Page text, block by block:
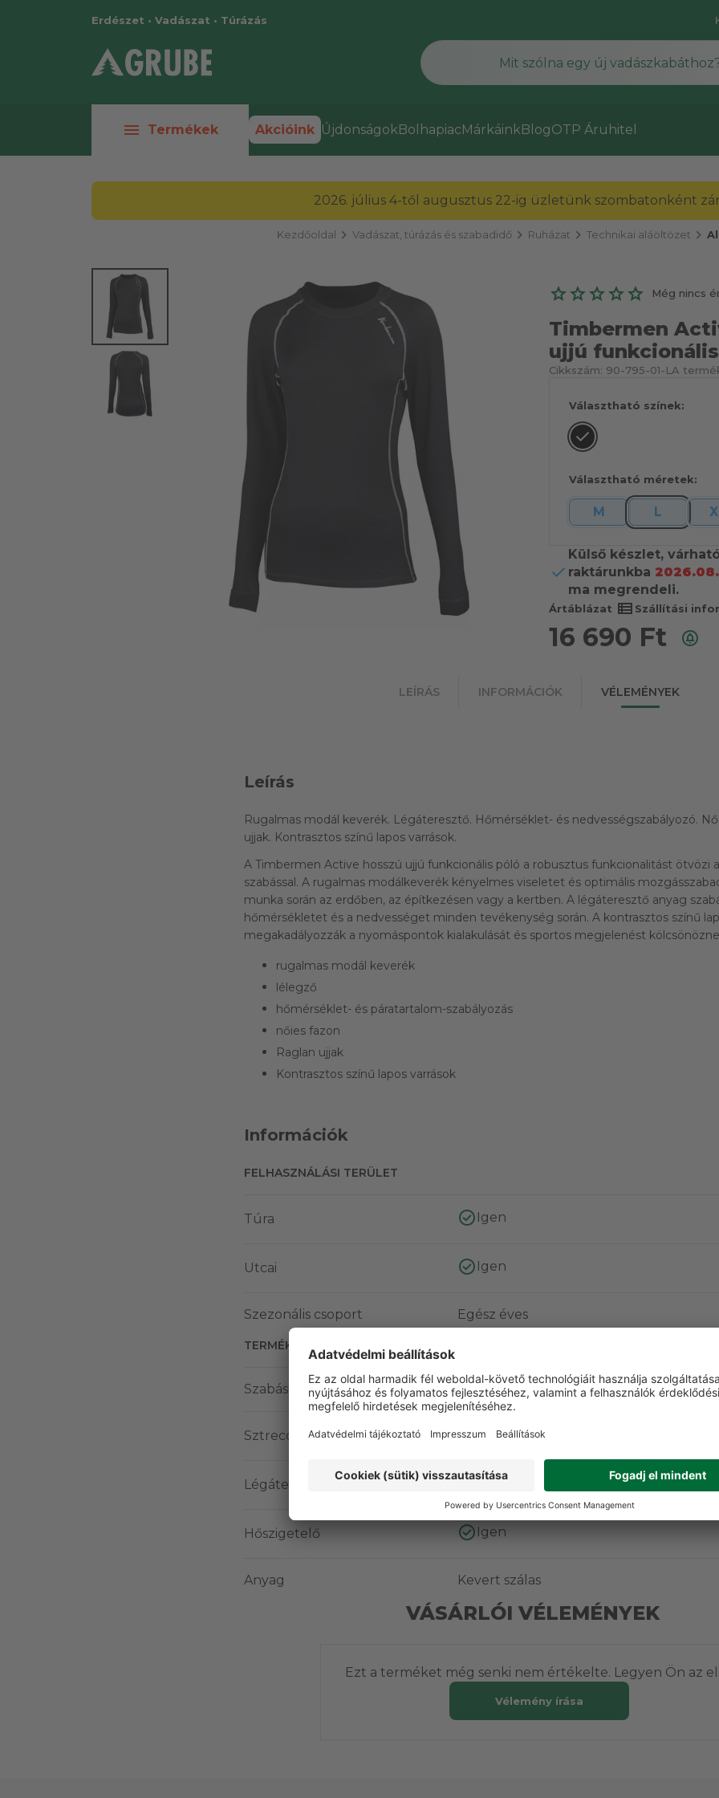
Erdészet • Vadászat • Túrázás
menu Termékek Akcióink ÚjdonságokBolhapiacMárkáinkBlogOTP Áruhitel
2026. július 4-től augusztus 22-ig üzletünk szombatonként
Kezdőoldal chevron_right Vadászat, túrázás és szabadidőchevron_right Ruházat chevron_right Technikai aláöltözet chevron_right
Még nincs
Timbermen
ujjú
Cikkszám: 90-795-01-L A
Választható színek:
Választható méretek:
M L
Külső készlet,
raktárunkba
ma megrendeli.
Ártáblázat view_list Szállítási
16 690 Ft
LEÍRÁS INFORMÁCIÓK VÉLEMÉNYEK
Leírás
Rugalmas modál keverék. Légáteresztő. Hőmérséklet- és nedvességszabályozó.
ujjak. Kontrasztos színű lapos varrások.
A Timbermen Active hosszú ujjú funkcionális póló a robusztus funkcionalitást ötvözi
szabással. A rugalmas modálkeverék kényelmes viseletet és optimális
munka során az erdőben, az építkezésen vagy a kertben. A légáteresztő anyag
hőmérsékletet és a nedvességet minden tevékenység során. A kontrasztos színű
megakadályozzák a nyomáspontok kialakulását és sportos megjelenést
rugalmas modál keverék
lélegző
hőmérséklet- és páratartalom-szabályozás
nőies fazon
Raglan ujjak
Kontrasztos színű lapos varrások
Információk
FELHASZNÁLÁSI TERÜLET
Túra Igen
Utcai Igen
Szezonális csoport Egész éves
TERMÉK JELLEMZŐK
Szabás Karcsú
Sztreccs Igen
Légáteresztő Igen
Hőszigetelő Igen
Anyag Kevert szálas
VÁSÁRLÓI VÉLEMÉNYEK
Ezt a terméket még senki nem értékelte. Legyen Ön az
Vélemény írása